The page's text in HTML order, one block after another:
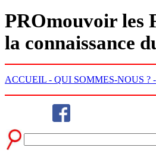
PROmouvoir les
la connaissance
ACCUEIL - QUI SOMMES-NOUS ? -